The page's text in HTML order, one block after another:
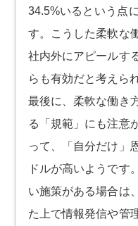
34.5%いるという点
す。こうした柔軟な
社内外にアピールす
らも有効だと考えら
最後に、柔軟な働き
る「規範」にも注意
って、「自分だけ」
ドルが高いようです
い施策がある場合は
た上で情報発信や管